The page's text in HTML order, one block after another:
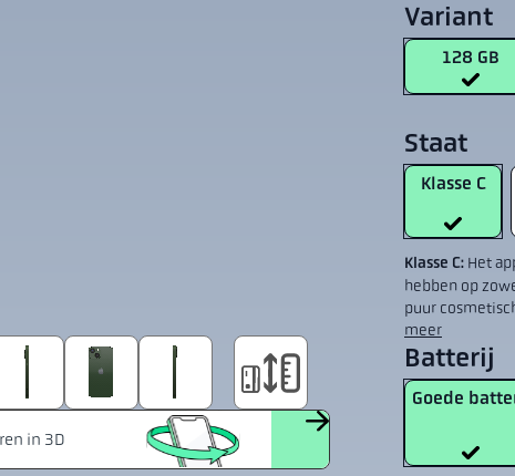
Variant
128 GB
Staat
Klasse C
Klasse C: Het
hebben op
puur
meer
Batterij
Goede